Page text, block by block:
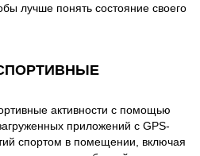
лучше понять состояние своего
активности с помощью
приложений с GPS-
спортом в помещении, включая